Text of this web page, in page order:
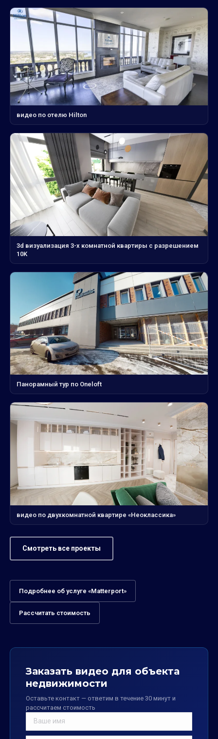
видео по отелю Hilton
3d визуализация 3-х комнатной квартиры с разрешением
10K
Панорамный тур по Oneloft
видео по двухкомнатной квартире «Неоклассика»
Смотреть все проекты
Подробнее об услуге «Matterport»
Рассчитать стоимость
Заказать видео для объекта
недвижимости
Оставьте контакт — ответим в течение 30 минут и
рассчитаем стоимость